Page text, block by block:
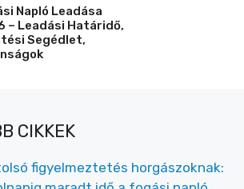
Napló Leadása
– Leadási Határidő,
Segédlet,
CIKKEK
figyelmeztetés horgászoknak: